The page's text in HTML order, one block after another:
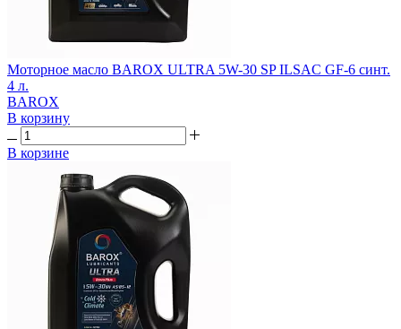
Моторное масло BAROX ULTRA 5W-30 SP ILSAC GF-6 синт.
4 л.
BAROX
В корзину
В корзине